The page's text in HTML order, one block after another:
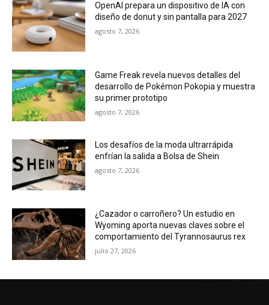
OpenAI prepara un dispositivo de IA con
diseño de donut y sin pantalla para 2027
agosto 7, 2026
Game Freak revela nuevos detalles del
desarrollo de Pokémon Pokopia y muestra
su primer prototipo
agosto 7, 2026
Los desafíos de la moda ultrarrápida
enfrían la salida a Bolsa de Shein
agosto 7, 2026
¿Cazador o carroñero? Un estudio en
Wyoming aporta nuevas claves sobre el
comportamiento del Tyrannosaurus rex
julio 27, 2026